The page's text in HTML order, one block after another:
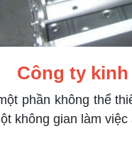
Công ty
phần không thể
không gian làm